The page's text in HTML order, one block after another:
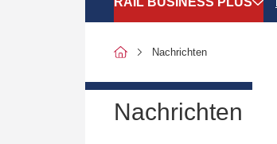
SPNV-Marktdaten
Nachrichten
Nachrichten